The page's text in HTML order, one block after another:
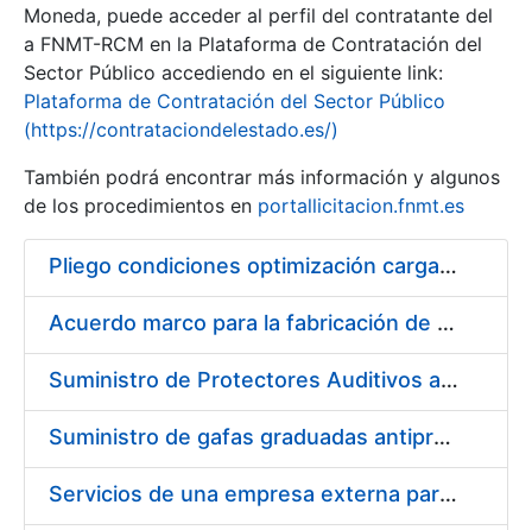
Show/Hide
Moneda, puede acceder al perfil del contratante del
a FNMT-RCM en la Plataforma de Contratación del
Sector Público accediendo en el siguiente link:
Plataforma de Contratación del Sector Público
(https://contrataciondelestado.es/)
También podrá encontrar más información y algunos
de los procedimientos en portallicitacion.fnmt.es
Pliego condiciones optimización cargas compras firmado
Acuerdo marco para la fabricación de piezas
Suministro de Protectores Auditivos a medida para las personas trabajadoras de los Centros de Trabajo de Madrid y Burgos
Suministro de gafas graduadas antiproyecciones para los trabajadores de la FNMT-RCM en los centros de trabajo de Madrid y Burgos
Servicios de una empresa externa para el asesoramiento y resolución de los recursos de alzada que se presentan relacionados con procesos de selección para la FNMT-RCM